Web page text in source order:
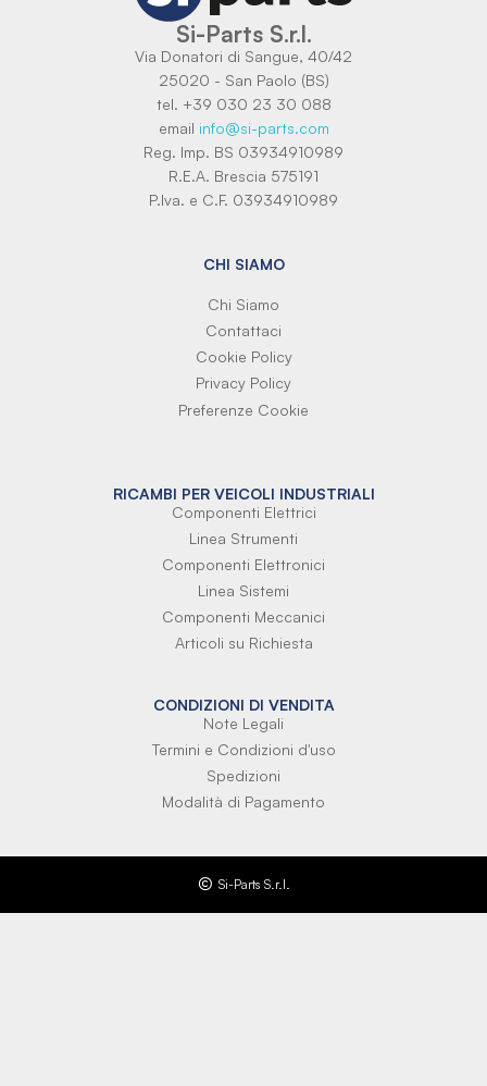
Si-Parts S.r.l.
Via Donatori di Sangue, 40/42
25020 - San Paolo (BS)
tel. +39 030 23 30 088
email info@si-parts.com
Reg. Imp. BS 03934910989
R.E.A. Brescia 575191
P.Iva. e C.F. 03934910989
CHI SIAMO
Chi Siamo
Contattaci
Cookie Policy
Privacy Policy
Preferenze Cookie
RICAMBI PER VEICOLI INDUSTRIALI
Componenti Elettrici
Linea Strumenti
Componenti Elettronici
Linea Sistemi
Componenti Meccanici
Articoli su Richiesta
CONDIZIONI DI VENDITA
Note Legali
Termini e Condizioni d'uso
Spedizioni
Modalità di Pagamento
Si-Parts S.r.l.